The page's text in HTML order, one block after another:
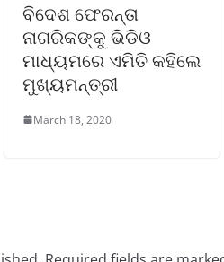
ବିଦେଶ ଫେରନ୍ତା
ନାଗରିକଙ୍କୁ ଭିଡିଓ
ମାଧ୍ୟମରେ ଏମିତି କହିଲେ
ମୁଖ୍ୟମନ୍ତ୍ରୀ
March 18, 2020